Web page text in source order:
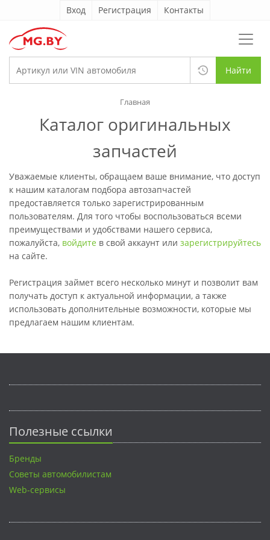
Вход Регистрация Контакты
Найти
Каталог оригинальных
запчастей
Главная
Уважаемые клиенты, обращаем ваше внимание, что доступ
к нашим каталогам подбора автозапчастей
предоставляется только зарегистрированным
пользователям. Для того чтобы воспользоваться всеми
преимуществами и удобствами нашего сервиса,
пожалуйста, войдите в свой аккаунт или зарегистрируйтесь
на сайте.
Регистрация займет всего несколько минут и позволит вам
получать доступ к актуальной информации, а также
использовать дополнительные возможности, которые мы
предлагаем нашим клиентам.
Полезные ссылки
Бренды
Советы автомобилистам
Web-сервисы